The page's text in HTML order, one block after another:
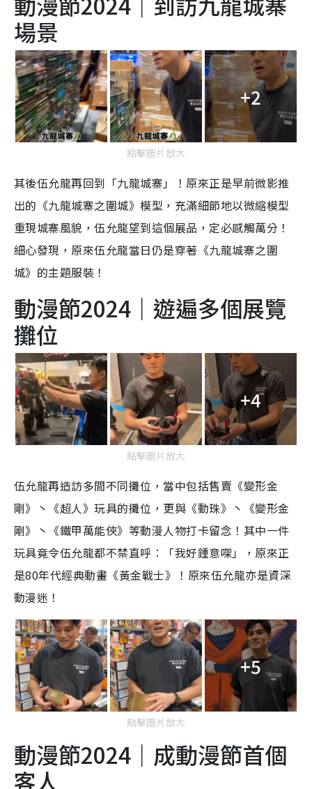
場景
+2
點擊圖片放大
其後伍允龍再回到「九龍城寨」！原來正是早前微影推
出的《九龍城寨之圍城》模型，充滿細節地以微縮模型
重現城寨風貌，伍允龍望到這個展品，定必感觸萬分！
細心發現，原來伍允龍當日仍是穿著《九龍城寨之圍
城》的主題服裝！
動漫節2024｜遊遍多個展覽
攤位
+4
點擊圖片放大
伍允龍再造訪多間不同攤位，當中包括售賣《變形金
剛》丶《超人》玩具的攤位，更與《動珠》丶《變形金
剛》丶《鐵甲萬能俠》等動漫人物打卡留念！其中一件
玩具竟令伍允龍都不禁直呼︰「我好鍾意㗎」，原來正
是80年代經典動畫《黃金戰士》！原來伍允龍亦是資深
動漫迷！
+5
點擊圖片放大
動漫節2024｜成動漫節首個
客人